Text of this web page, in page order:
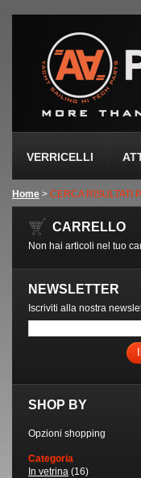
VERRICELLI
Home > CERCA RISULTATI
CARRELLO
Non hai articoli nel tuo
NEWSLETTER
Iscriviti alla nostra
SHOP BY
Opzioni shopping
Categoria
In vetrina (16)